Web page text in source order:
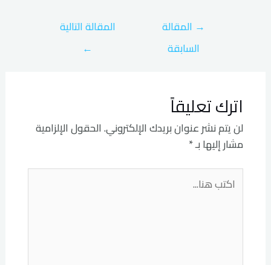
→ المقالة
السابقة
المقالة التالية
←
اترك تعليقاً
لن يتم نشر عنوان بريدك الإلكتروني. الحقول الإلزامية
مشار إليها بـ*
اكتب
هنا...